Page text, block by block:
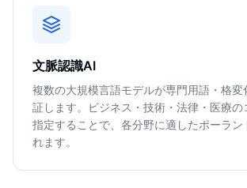
文脈認識AI
複数の大規模言語モデルが専門用語・格変
証します。ビジネス・技術・法律・医療の
指定することで、各分野に適したポーラン
れます。